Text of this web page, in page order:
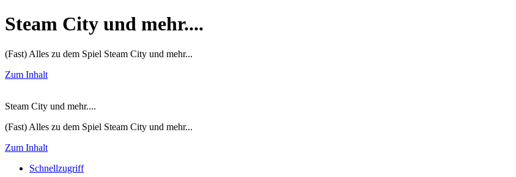
Steam City und mehr....
(Fast) Alles zu dem Spiel Steam City und mehr...
Zum Inhalt
Steam City und mehr....
(Fast) Alles zu dem Spiel Steam City und mehr...
Zum Inhalt
Schnellzugriff